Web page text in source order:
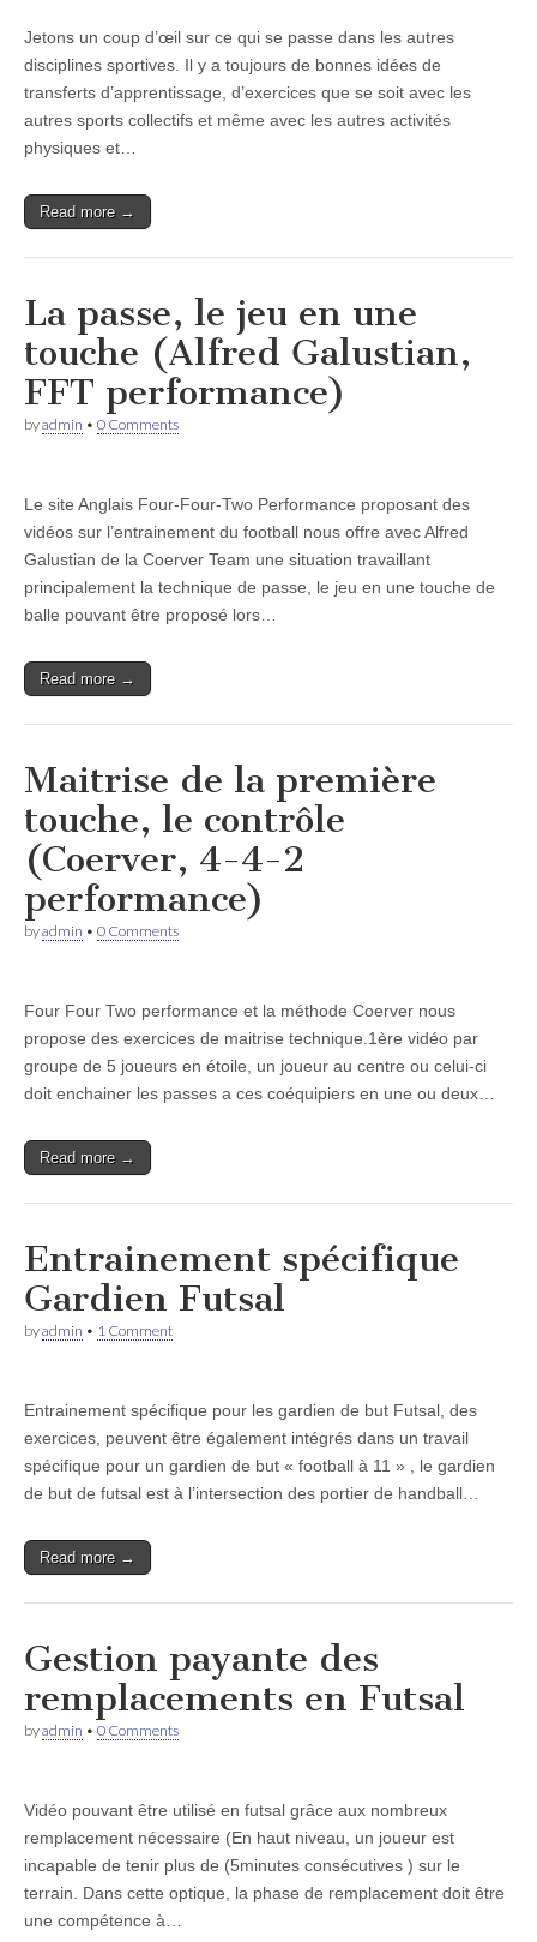
Jetons un coup d’œil sur ce qui se passe dans les autres
disciplines sportives. Il y a toujours de bonnes idées de
transferts d’apprentissage, d’exercices que se soit avec les
autres sports collectifs et même avec les autres activités
physiques et…
Read more →
La passe, le jeu en une
touche (Alfred Galustian,
FFT performance)
byadmin • 0 Comments
Le site Anglais Four-Four-Two Performance proposant des
vidéos sur l’entrainement du football nous offre avec Alfred
Galustian de la Coerver Team une situation travaillant
principalement la technique de passe, le jeu en une touche de
balle pouvant être proposé lors…
Read more →
Maitrise de la première
touche, le contrôle
(Coerver, 4-4-2
performance)
byadmin • 0 Comments
Four Four Two performance et la méthode Coerver nous
propose des exercices de maitrise technique.1ère vidéo par
groupe de 5 joueurs en étoile, un joueur au centre ou celui-ci
doit enchainer les passes a ces coéquipiers en une ou deux…
Read more →
Entrainement spécifique
Gardien Futsal
byadmin • 1 Comment
Entrainement spécifique pour les gardien de but Futsal, des
exercices, peuvent être également intégrés dans un travail
spécifique pour un gardien de but « football à 11 » , le gardien
de but de futsal est à l’intersection des portier de handball…
Read more →
Gestion payante des
remplacements en Futsal
byadmin • 0 Comments
Vidéo pouvant être utilisé en futsal grâce aux nombreux
remplacement nécessaire (En haut niveau, un joueur est
incapable de tenir plus de (5minutes consécutives ) sur le
terrain. Dans cette optique, la phase de remplacement doit être
une compétence à…